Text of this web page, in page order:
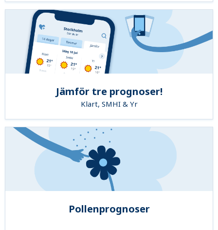
Jämför tre prognoser!
Klart, SMHI & Yr
Pollenprognoser